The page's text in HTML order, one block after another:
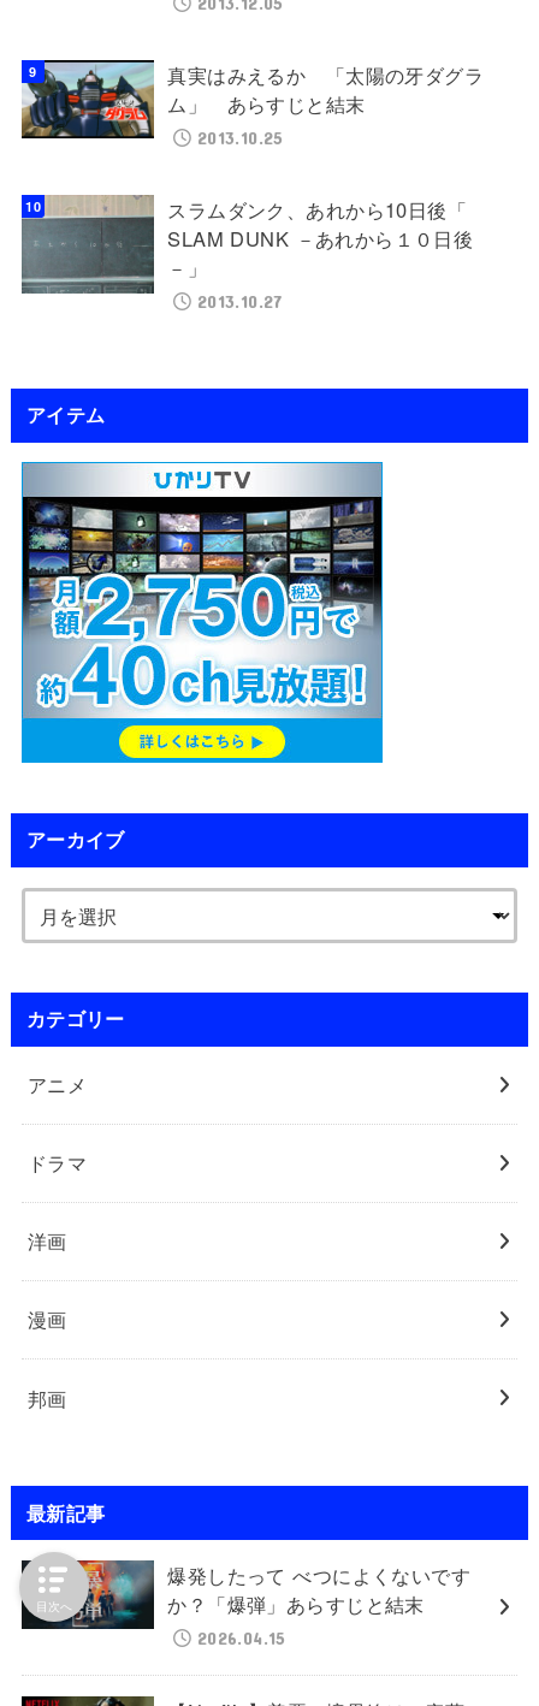
真実はみえるか 「太陽の牙ダグラ
ム」 あらすじと結末
2013.10.25
スラムダンク、あれから10日後「
SLAM DUNK －あれから１０日後
－」
2013.10.27
アイテム
アーカイブ
カテゴリー
アニメ
ドラマ
洋画
漫画
邦画
最新記事
爆発したって べつによくないです
か？「爆弾」あらすじと結末
2026.04.15
目次へ